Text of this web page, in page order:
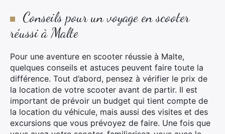
Conseils pour un voyage en scooter
réussi à Malte
Pour une aventure en scooter réussie à Malte,
quelques conseils et astuces peuvent faire toute la
différence. Tout d’abord, pensez à vérifier le prix de
la location de votre scooter avant de partir. Il est
important de prévoir un budget qui tient compte de
la location du véhicule, mais aussi des visites et des
excursions que vous prévoyez de faire. Une fois que